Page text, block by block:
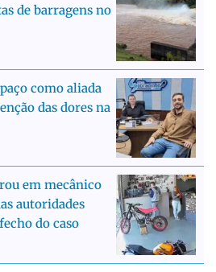
de barragens no
como aliada
das dores na
em mecânico
autoridades
do caso